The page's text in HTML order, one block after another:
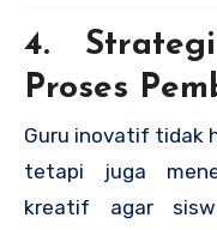
4.
Proses
Guru inovatif tidak
tetapi juga
kreatif agar